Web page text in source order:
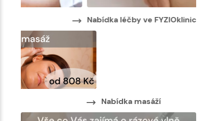
Nabídka léčby ve FYZIOklinice